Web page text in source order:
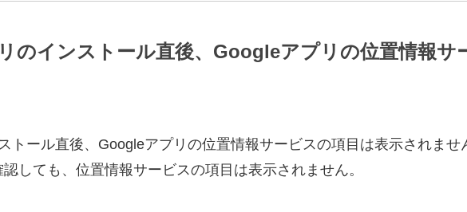
のインストール直後、Googleアプリの位置情報サ
トール直後、Googleアプリの位置情報サービスの項目は表示されませ
しても、位置情報サービスの項目は表示されません。